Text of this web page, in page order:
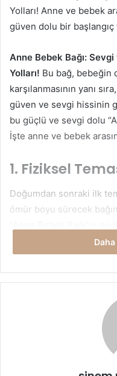
Yolları! Anne ve bebek
güven dolu bir başlangıç
Anne Bebek Bağı:
Yolları! Bu bağ, bebeğin
karşılanmasının yanı
güven ve sevgi hissinin
bu güçlü ve sevgi dolu
İşte anne ve bebek
1. Fiziksel
Doğumdan sonraki ilk
ömür boyu sürecek
biridir. Bebeğin tenine
ve sarılmak bebeğin
araştırmalar, sık sık
çıplak tenine alması,